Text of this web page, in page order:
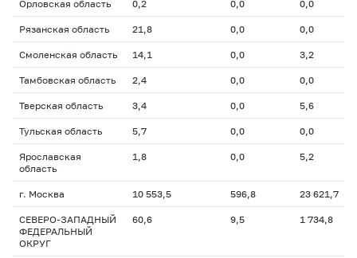
Орловская область 0,2 0,0 0,0
Рязанская область 21,8 0,0 0,0
Смоленская область 14,1 0,0 3,2
Тамбовская область 2,4 0,0 0,0
Тверская область 3,4 0,0 5,6
Тульская область 5,7 0,0 0,0
Ярославская
область
1,8 0,0 5,2
г. Москва 10 553,5 596,8 23 621,7
СЕВЕРО-ЗАПАДНЫЙ
ФЕДЕРАЛЬНЫЙ
ОКРУГ
60,6 9,5 1 734,8